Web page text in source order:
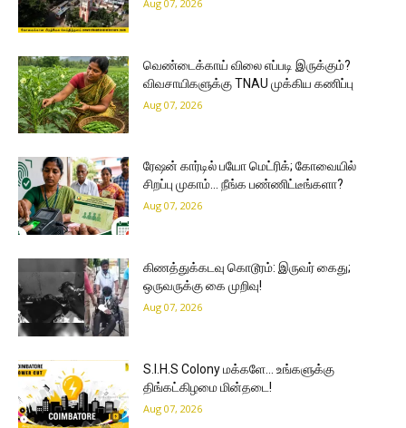
Aug 07, 2026
வெண்டைக்காய் விலை எப்படி இருக்கும்?
விவசாயிகளுக்கு TNAU முக்கிய கணிப்பு
Aug 07, 2026
ரேஷன் கார்டில் பயோ மெட்ரிக்; கோவையில்
சிறப்பு முகாம்… நீங்க பண்ணிட்டீங்களா?
Aug 07, 2026
கிணத்துக்கடவு கொடூரம்: இருவர் கைது;
ஒருவருக்கு கை முறிவு!
Aug 07, 2026
S.I.H.S Colony மக்களே… உங்களுக்கு
திங்கட்கிழமை மின்தடை!
Aug 07, 2026